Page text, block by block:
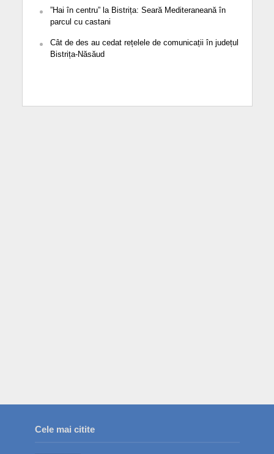
”Hai în centru” la Bistrița: Seară Mediteraneană în
parcul cu castani
Cât de des au cedat rețelele de comunicații în județul
Bistrița-Năsăud
Cele mai citite